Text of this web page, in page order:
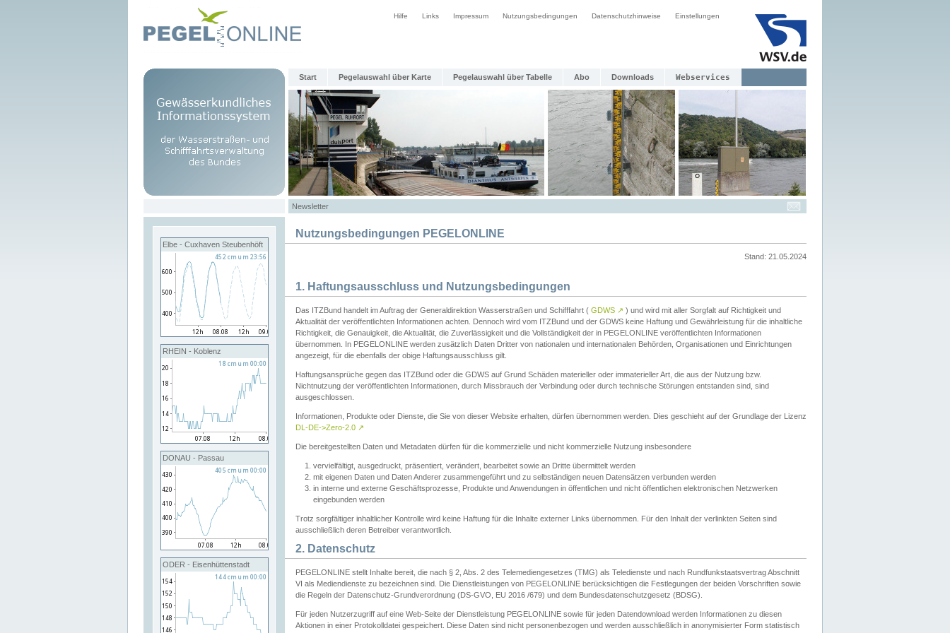
Hilfe Links Impressum Nutzungsbedingungen Datenschutzhinweise Einstellungen
Start Pegelauswahl über Karte Pegelauswahl über Tabelle Abo Downloads Webservices
Newsletter
Elbe - Cuxhaven Steubenhöft
RHEIN - Koblenz
DONAU - Passau
ODER - Eisenhüttenstadt
Nutzungsbedingungen PEGELONLINE
Stand: 21.05.2024
1. Haftungsausschluss und Nutzungsbedingungen
Das ITZBund handelt im Auftrag der Generaldirektion Wasserstraßen und Schifffahrt ( GDWS ↗ ) und wird mit aller Sorgfalt auf Richtigkeit und
Aktualität der veröffentlichten Informationen achten. Dennoch wird vom ITZBund und der GDWS keine Haftung und Gewährleistung für die inhaltliche
Richtigkeit, die Genauigkeit, die Aktualität, die Zuverlässigkeit und die Vollständigkeit der in PEGELONLINE veröffentlichten Informationen
übernommen. In PEGELONLINE werden zusätzlich Daten Dritter von nationalen und internationalen Behörden, Organisationen und Einrichtungen
angezeigt, für die ebenfalls der obige Haftungsausschluss gilt.
Haftungsansprüche gegen das ITZBund oder die GDWS auf Grund Schäden materieller oder immaterieller Art, die aus der Nutzung bzw.
Nichtnutzung der veröffentlichten Informationen, durch Missbrauch der Verbindung oder durch technische Störungen entstanden sind, sind
ausgeschlossen.
Informationen, Produkte oder Dienste, die Sie von dieser Website erhalten, dürfen übernommen werden. Dies geschieht auf der Grundlage der Lizenz
DL-DE->Zero-2.0 ↗
Die bereitgestellten Daten und Metadaten dürfen für die kommerzielle und nicht kommerzielle Nutzung insbesondere
vervielfältigt, ausgedruckt, präsentiert, verändert, bearbeitet sowie an Dritte übermittelt werden
mit eigenen Daten und Daten Anderer zusammengeführt und zu selbständigen neuen Datensätzen verbunden werden
in interne und externe Geschäftsprozesse, Produkte und Anwendungen in öffentlichen und nicht öffentlichen elektronischen Netzwerken
eingebunden werden
Trotz sorgfältiger inhaltlicher Kontrolle wird keine Haftung für die Inhalte externer Links übernommen. Für den Inhalt der verlinkten Seiten sind
ausschließlich deren Betreiber verantwortlich.
2. Datenschutz
PEGELONLINE stellt Inhalte bereit, die nach § 2, Abs. 2 des Telemediengesetzes (TMG) als Teledienste und nach Rundfunkstaatsvertrag Abschnitt
VI als Mediendienste zu bezeichnen sind. Die Dienstleistungen von PEGELONLINE berücksichtigen die Festlegungen der beiden Vorschriften sowie
die Regeln der Datenschutz-Grundverordnung (DS-GVO, EU 2016 /679) und dem Bundesdatenschutzgesetz (BDSG).
Für jeden Nutzerzugriff auf eine Web-Seite der Dienstleistung PEGELONLINE sowie für jeden Datendownload werden Informationen zu diesen
Aktionen in einer Protokolldatei gespeichert. Diese Daten sind nicht personenbezogen und werden ausschließlich in anonymisierter Form statistisch